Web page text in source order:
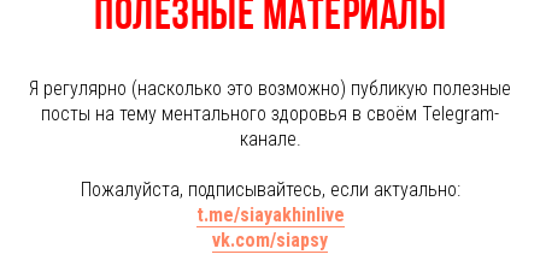
Полезные материалы
Я регулярно (насколько это возможно) публикую полезные
посты на тему ментального здоровья в своём Telegram-
канале.
Пожалуйста, подписывайтесь, если актуально:
t.me/siayakhinlive
vk.com/siapsy